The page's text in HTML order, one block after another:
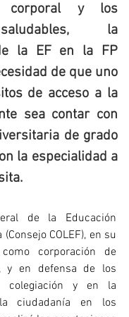
corporal y los
la
la EF en la FP
de que uno
de acceso a la
sea contar con
de grado
la especialidad a
de la Educación
COLEF), en su
corporación de
y en defensa de los
colegiación y en la
ciudadanía en los